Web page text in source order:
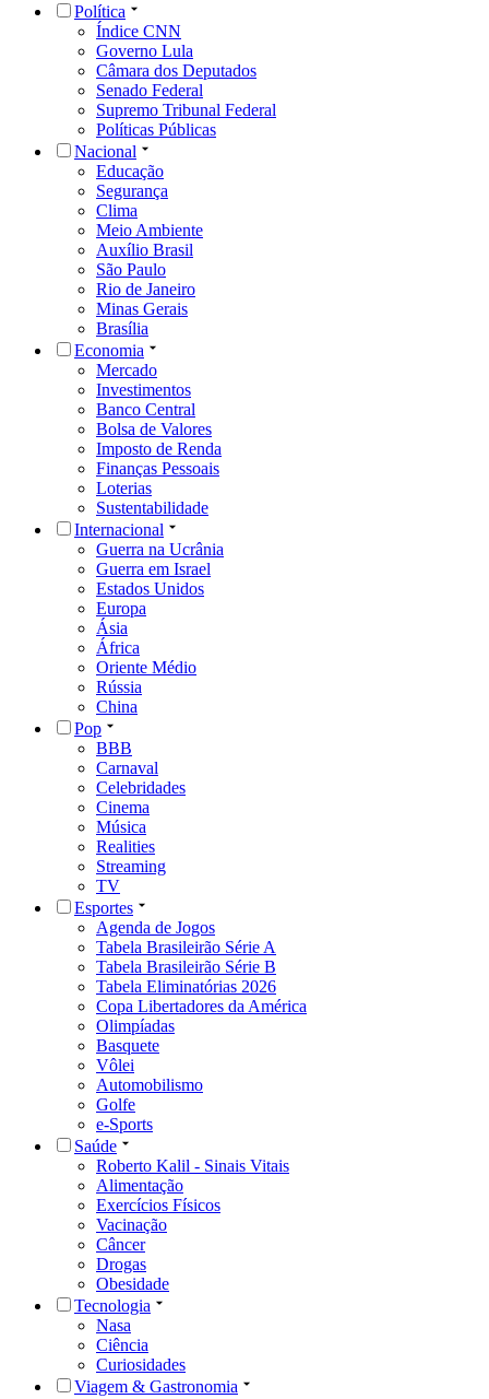
Política
Índice CNN
Governo Lula
Câmara dos Deputados
Senado Federal
Supremo Tribunal Federal
Políticas Públicas
Nacional
Educação
Segurança
Clima
Meio Ambiente
Auxílio Brasil
São Paulo
Rio de Janeiro
Minas Gerais
Brasília
Economia
Mercado
Investimentos
Banco Central
Bolsa de Valores
Imposto de Renda
Finanças Pessoais
Loterias
Sustentabilidade
Internacional
Guerra na Ucrânia
Guerra em Israel
Estados Unidos
Europa
Ásia
África
Oriente Médio
Rússia
China
Pop
BBB
Carnaval
Celebridades
Cinema
Música
Realities
Streaming
TV
Esportes
Agenda de Jogos
Tabela Brasileirão Série A
Tabela Brasileirão Série B
Tabela Eliminatórias 2026
Copa Libertadores da América
Olimpíadas
Basquete
Vôlei
Automobilismo
Golfe
e-Sports
Saúde
Roberto Kalil - Sinais Vitais
Alimentação
Exercícios Físicos
Vacinação
Câncer
Drogas
Obesidade
Tecnologia
Nasa
Ciência
Curiosidades
Viagem & Gastronomia